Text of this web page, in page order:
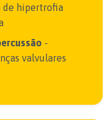
de hipertrofia
-
valvulares